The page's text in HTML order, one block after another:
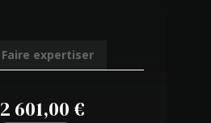
Faire expertiser
2 601,00 €